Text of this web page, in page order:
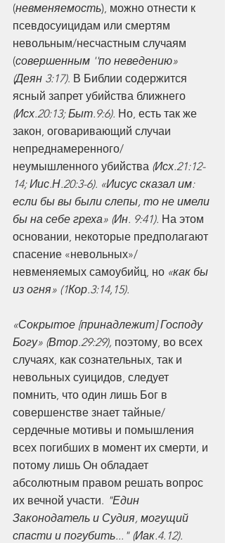
(невменяемость), можно отнести к
псевдосуицидам или смертям
невольным/несчастным случаям
(совершенным ''по неведению»
(Деян 3:17). В Библии содержится
ясный запрет убийства ближнего
(Исх.20:13; Быт.9:6). Но, есть так же
закон, оговаривающий случаи
непреднамеренного/
неумышленного убийства (Исх.21:12-
14; Иис.Н.20:3-6). «Иисус сказал им:
если бы вы были слепы, то не имели
бы на себе греха» (Ин. 9:41). На этом
основании, некоторые предполагают
спасение «невольных»/
невменяемых самоубийц, но «как бы
из огня» (1Кор.3:14,15).
«Сокрытое [принадлежит] Господу
Богу» (Втор.29:29), поэтому, во всех
случаях, как сознательных, так и
невольных суицидов, следует
помнить, что один лишь Бог в
совершенстве знает тайные/
сердечные мотивы и помышления
всех погибших в момент их смерти, и
потому лишь Он обладает
абсолютным правом решать вопрос
их вечной участи. "Един
Законодатель и Судия, могущий
спасти и погубить..." (Иак.4.12).